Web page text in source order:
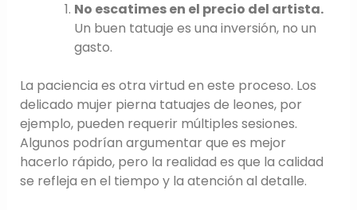
No escatimes en el precio del artista.
Un buen tatuaje es una inversión, no un
gasto.
La paciencia es otra virtud en este proceso. Los
delicado mujer pierna tatuajes de leones, por
ejemplo, pueden requerir múltiples sesiones.
Algunos podrían argumentar que es mejor
hacerlo rápido, pero la realidad es que la calidad
se refleja en el tiempo y la atención al detalle.